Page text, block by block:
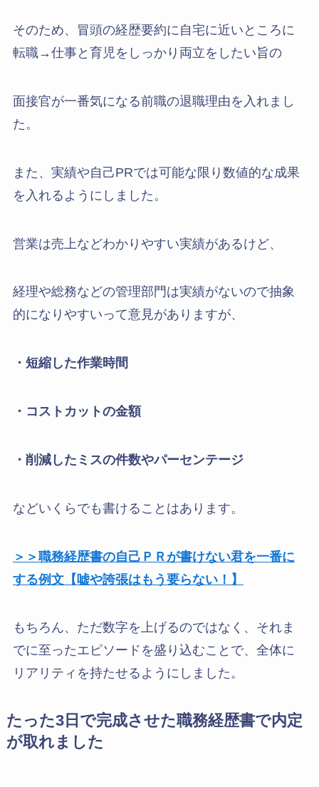
そのため、冒頭の経歴要約に自宅に近いところに
転職→仕事と育児をしっかり両立をしたい旨の
面接官が一番気になる前職の退職理由を入れまし
た。
また、実績や自己PRでは可能な限り数値的な成果
を入れるようにしました。
営業は売上などわかりやすい実績があるけど、
経理や総務などの管理部門は実績がないので抽象
的になりやすいって意見がありますが、
・短縮した作業時間
・コストカットの金額
・削減したミスの件数やパーセンテージ
などいくらでも書けることはあります。
＞＞職務経歴書の自己ＰＲが書けない君を一番に
する例文【嘘や誇張はもう要らない！】
もちろん、ただ数字を上げるのではなく、それま
でに至ったエピソードを盛り込むことで、全体に
リアリティを持たせるようにしました。
たった3日で完成させた職務経歴書で内定
が取れました